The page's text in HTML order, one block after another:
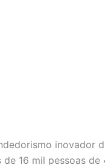
16 mil pessoas de